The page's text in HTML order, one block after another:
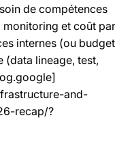
de compétences
et coût par
internes (ou budget
(data lineage, test,
and-
recap/?